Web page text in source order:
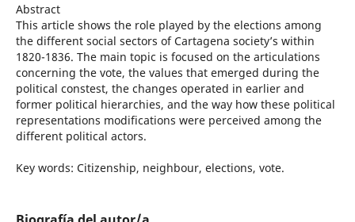
Abstract
This article shows the role played by the elections among
the different social sectors of Cartagena society’s within
1820-1836. The main topic is focused on the articulations
concerning the vote, the values that emerged during the
political constest, the changes operated in earlier and
former political hierarchies, and the way how these political
representations modifications were perceived among the
different political actors.
Key words: Citizenship, neighbour, elections, vote.